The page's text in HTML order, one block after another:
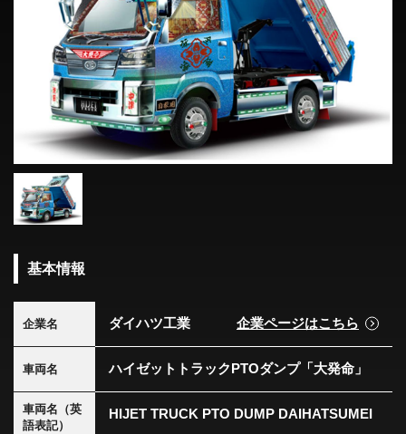
基本情報
企業名 ダイハツ工業 企業ページはこちら
車両名 ハイゼットトラックPTOダンプ「大発命」
車両名（英
語表記）
HIJET TRUCK PTO DUMP DAIHATSUMEI